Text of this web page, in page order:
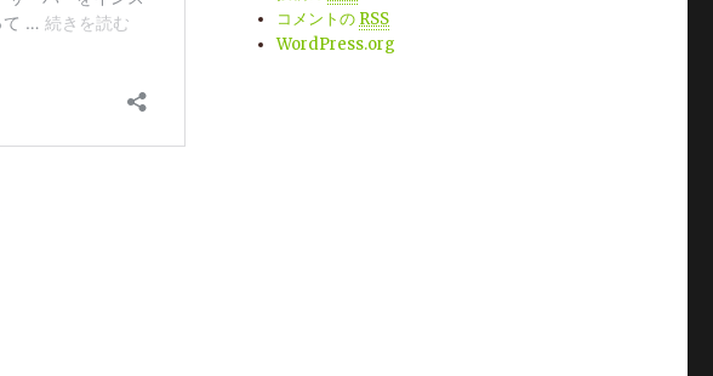
コメントの RSS
WordPress.org